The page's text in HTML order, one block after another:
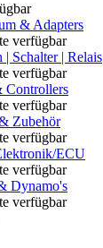
& Adapters
verfügbar
| Schalter | Relais
verfügbar
Controllers
verfügbar
Zubehör
verfügbar
ECU
verfügbar
Dynamo's
verfügbar